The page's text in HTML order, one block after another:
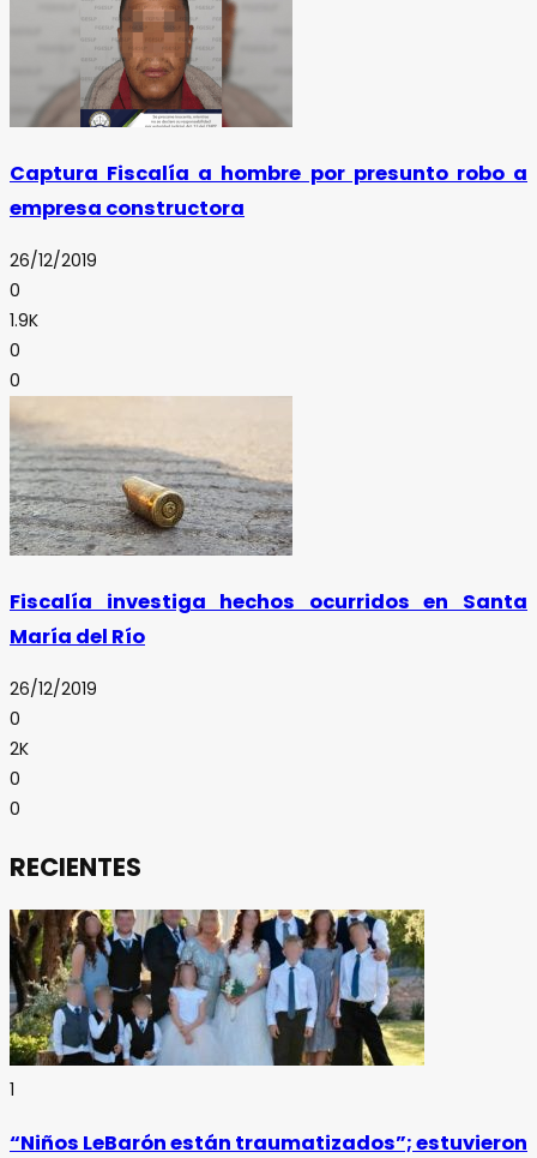
Captura Fiscalía a hombre por presunto robo a
empresa constructora
26/12/2019
0
1.9K
0
0
Fiscalía investiga hechos ocurridos en Santa
María del Río
26/12/2019
0
2K
0
0
RECIENTES
1
“Niños LeBarón están traumatizados”; estuvieron